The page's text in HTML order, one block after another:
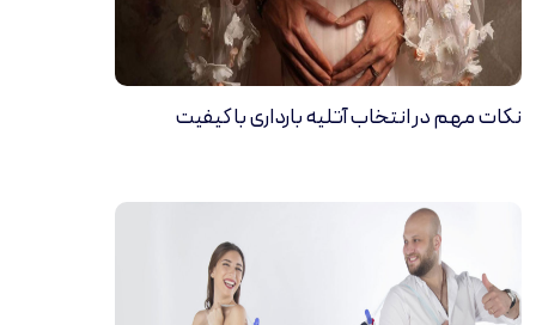
نکات مهم در انتخاب آتلیه بارداری با کیفیت